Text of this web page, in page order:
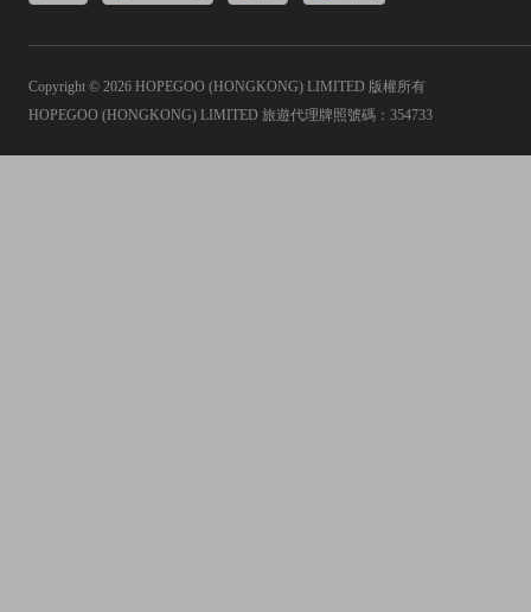
Copyright © 2026 HOPEGOO (HONGKONG) LIMITED 版權所有
HOPEGOO (HONGKONG) LIMITED 旅遊代理牌照號碼：354733